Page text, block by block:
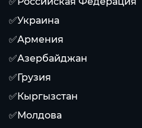
✅Украина
✅Армения
✅Азербайджан
✅Грузия
✅Кыргызстан
✅Молдова